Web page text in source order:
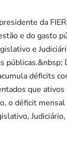
da
e do gasto
e
públicas.&nbsp;
déficits
que ativos
o déficit